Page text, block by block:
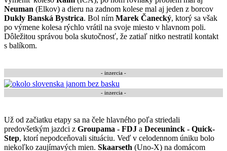
Neuman (Elkov) a dieru na zadnom kolese mal aj jeden z borcov
Dukly Banská Bystrica. Bol ním Marek Čanecký, ktorý sa však
po výmene kolesa rýchlo vrátil na svoje miesto v hlavnom poli.
Dôležitou správou bola skutočnosť, že zatiaľ nitko nestratil kontakt
s balíkom.
- inzercia -
- inzercia -
Už od začiatku etapy sa na čele hlavného poľa striedali
predovšetkým jazdci z Groupama - FDJ a Deceuninck - Quick-
Step, ktorí nepodceňovali situáciu. Veď v celodennom úniku bolo
niekoľko zaujímavých mien. Skaarseth (Uno-X) na domácom